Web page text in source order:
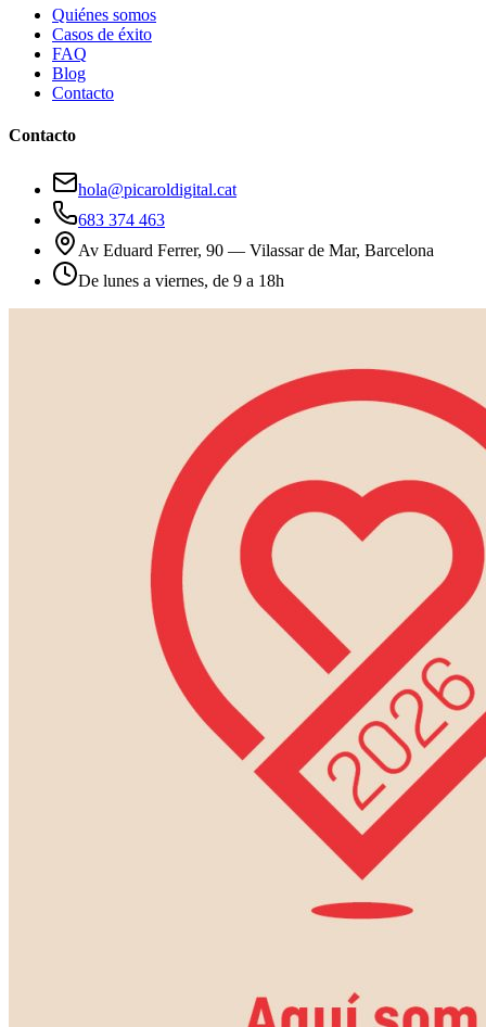
Quiénes somos
Casos de éxito
FAQ
Blog
Contacto
Contacto
hola@picaroldigital.cat
683 374 463
Av Eduard Ferrer, 90 — Vilassar de Mar, Barcelona
De lunes a viernes, de 9 a 18h